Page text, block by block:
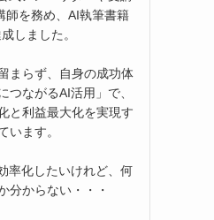
師を務め、AI執筆書籍
しました。
まらず、自身の成功体
つながるAI活用」で、
と利益最大化を実現す
います。
率化したいけれど、何
分からない・・・